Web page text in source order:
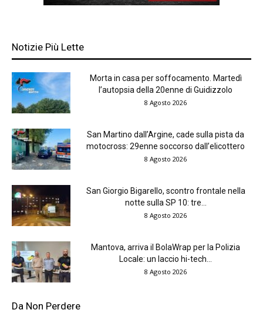
Notizie Più Lette
Morta in casa per soffocamento. Martedì
l’autopsia della 20enne di Guidizzolo
8 Agosto 2026
San Martino dall’Argine, cade sulla pista da
motocross: 29enne soccorso dall’elicottero
8 Agosto 2026
San Giorgio Bigarello, scontro frontale nella
notte sulla SP 10: tre...
8 Agosto 2026
Mantova, arriva il BolaWrap per la Polizia
Locale: un laccio hi-tech...
8 Agosto 2026
Da Non Perdere